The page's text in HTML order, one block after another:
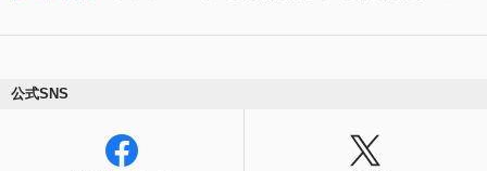
公式SNS